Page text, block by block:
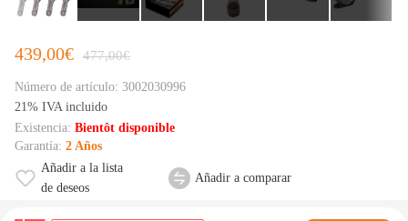
439,00€ 477,00€
Número de artículo: 3002030996
21% IVA incluido
Existencia: Bientôt disponible
Garantía: 2 Años
Añadir a la lista
de deseos
Añadir a comparar